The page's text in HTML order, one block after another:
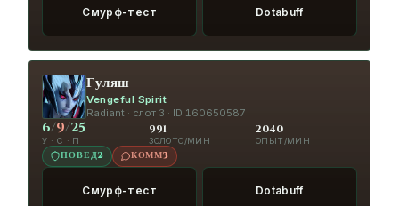
4:11 H∆Z¥ | ЁZ¥BRЁZ¥
Вражеский
герой пропал!
4:29 Гуляш
5:06 HIGHLEVEL26rus КОЛЕСО
Вражеский
герой пропал!
5:06
герой пропал!
Смурф-тест Dotabuff
Гуляш
Vengeful Spirit
Radiant · слот 3 · ID 160650587
6/9/25
У · С · П
991
ЗОЛОТО/МИН
2040
ОПЫТ/МИН
ПОВЕД2 КОММ3
Смурф-тест Dotabuff